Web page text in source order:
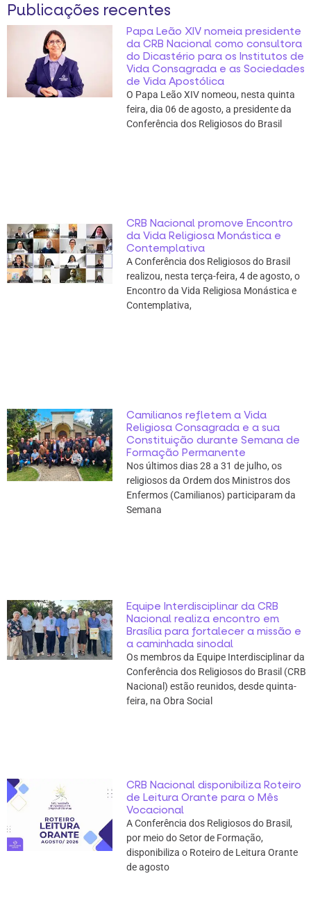
Publicações recentes
Papa Leão XIV nomeia presidente
da CRB Nacional como consultora
do Dicastério para os Institutos de
Vida Consagrada e as Sociedades
de Vida Apostólica
O Papa Leão XIV nomeou, nesta quinta
feira, dia 06 de agosto, a presidente da
Conferência dos Religiosos do Brasil
CRB Nacional promove Encontro
da Vida Religiosa Monástica e
Contemplativa
A Conferência dos Religiosos do Brasil
realizou, nesta terça-feira, 4 de agosto, o
Encontro da Vida Religiosa Monástica e
Contemplativa,
Camilianos refletem a Vida
Religiosa Consagrada e a sua
Constituição durante Semana de
Formação Permanente
Nos últimos dias 28 a 31 de julho, os
religiosos da Ordem dos Ministros dos
Enfermos (Camilianos) participaram da
Semana
Equipe Interdisciplinar da CRB
Nacional realiza encontro em
Brasília para fortalecer a missão e
a caminhada sinodal
Os membros da Equipe Interdisciplinar da
Conferência dos Religiosos do Brasil (CRB
Nacional) estão reunidos, desde quinta-
feira, na Obra Social
CRB Nacional disponibiliza Roteiro
de Leitura Orante para o Mês
Vocacional
A Conferência dos Religiosos do Brasil,
por meio do Setor de Formação,
disponibiliza o Roteiro de Leitura Orante
de agosto